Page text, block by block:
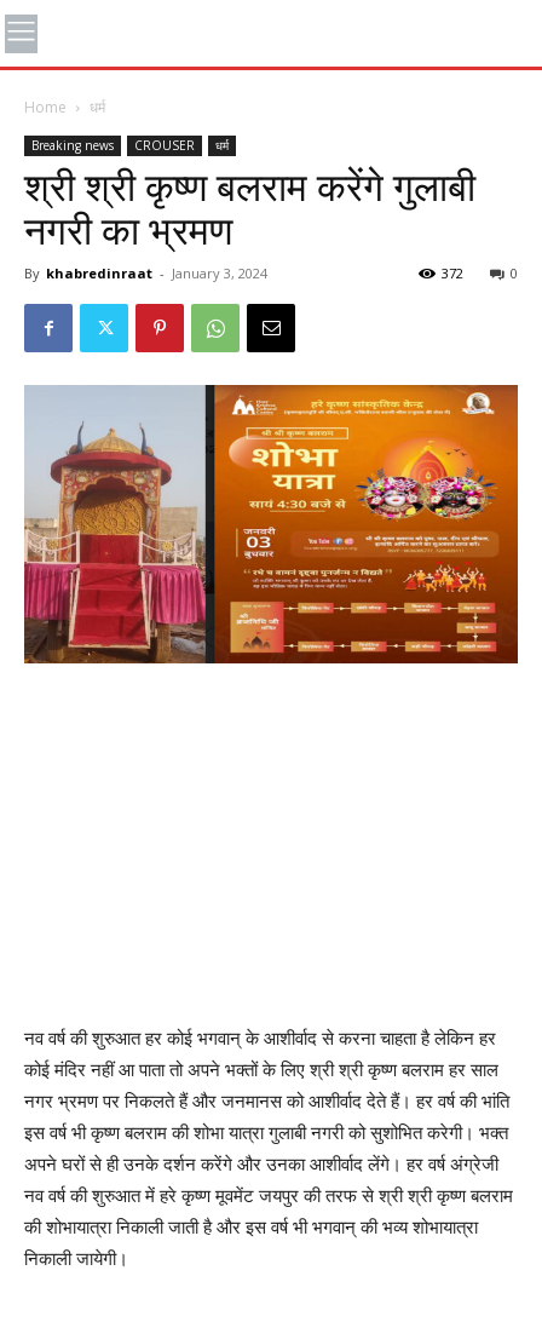
Home धर्म
Breaking news CROUSER धर्म
श्री श्री कृष्ण बलराम करेंगे गुलाबी
नगरी का भ्रमण
By khabredinraat - January 3, 2024 0
372
नव वर्ष की शुरुआत हर कोई भगवान् के आशीर्वाद से करना चाहता है लेकिन हर
कोई मंदिर नहीं आ पाता तो अपने भक्तों के लिए श्री श्री कृष्ण बलराम हर साल
नगर भ्रमण पर निकलते हैं और जनमानस को आशीर्वाद देते हैं। हर वर्ष की भांति
इस वर्ष भी कृष्ण बलराम की शोभा यात्रा गुलाबी नगरी को सुशोभित करेगी। भक्त
अपने घरों से ही उनके दर्शन करेंगे और उनका आशीर्वाद लेंगे। हर वर्ष अंग्रेजी
नव वर्ष की शुरुआत में हरे कृष्ण मूवमेंट जयपुर की तरफ से श्री श्री कृष्ण बलराम
की शोभायात्रा निकाली जाती है और इस वर्ष भी भगवान् की भव्य शोभायात्रा
निकाली जायेगी।